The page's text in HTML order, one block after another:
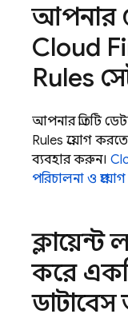
আপনার
Cloud
Rules
আপনার প্রতিটি
Rules প্রয়োগ করতে
ব্যবহার করুন।
পরিচালনা ও
ক্লায়েন্ট
করে একটি